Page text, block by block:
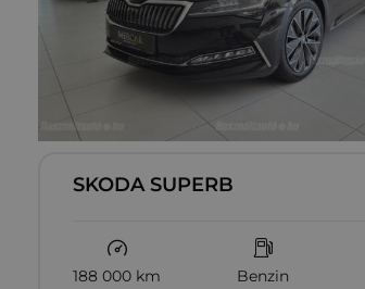
SKODA SUPERB
188 000 km Benzin